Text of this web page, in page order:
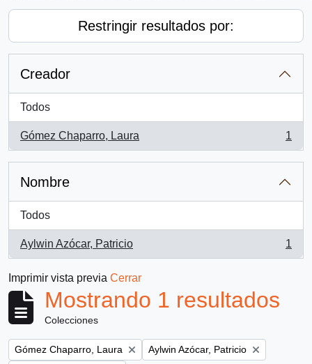
Restringir resultados por:
Creador
Todos
Gómez Chaparro, Laura
, 1 resultados
1
Nombre
Todos
Aylwin Azócar, Patricio
, 1 resultados
1
Imprimir vista previa Cerrar
Mostrando 1 resultados
Colecciones
Remove filter:
Gómez Chaparro, Laura Remove filter:
Aylwin Azócar, Patricio